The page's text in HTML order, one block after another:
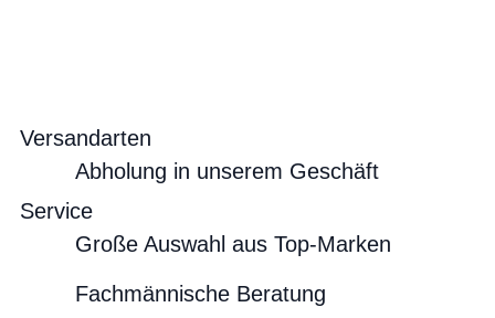
Versandarten
Abholung in unserem Geschäft
Service
Große Auswahl aus Top-Marken
Fachmännische Beratung